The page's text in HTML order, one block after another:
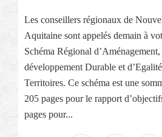
Les conseillers régionaux de
Aquitaine sont appelés demain à
Schéma Régional d’Aménagement,
développement Durable et
Territoires. Ce schéma est une
205 pages pour le rapport
pages pour...